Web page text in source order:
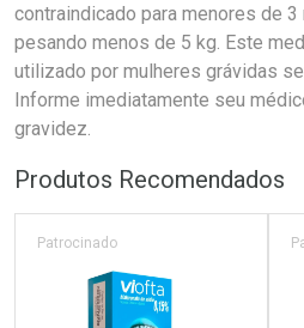
contraindicado para menores de
pesando menos de 5 kg. Este
utilizado por mulheres grávidas
Informe imediatamente seu
gravidez.
Produtos Recomendados
Patrocinado